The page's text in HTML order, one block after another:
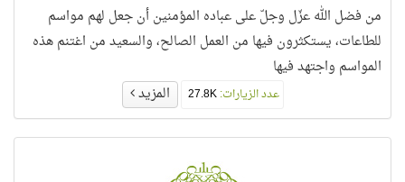
من فضل الله عزّل وجلّ على عباده المؤمنين أن جعل لهم مواسم
للطاعات، يستكثرون فيها من العمل الصالح، والسعيد من اغتنم هذه
المواسم واجتهد فيها
عدد الزيارات:27.8K المزيد